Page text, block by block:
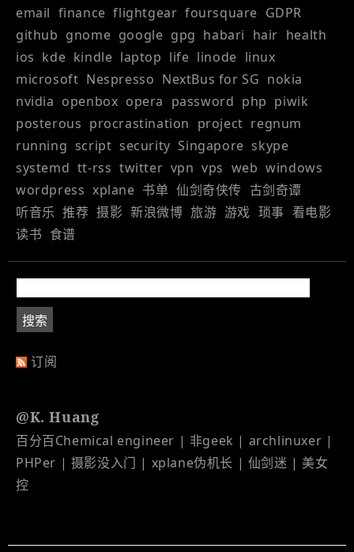
email finance flightgear foursquare GDPR
github gnome google gpg habari hair health
ios kde kindle laptop life linode linux
microsoft Nespresso NextBus for SG nokia
nvidia openbox opera password php piwik
posterous procrastination project regnum
running script security Singapore skype
systemd tt-rss twitter vpn vps web windows
wordpress xplane 书单 仙剑奇侠传 古剑奇谭
听音乐 推荐 摄影 新浪微博 旅游 游戏 琐事 看电影
读书 食谱
订阅
@K. Huang
百分百Chemical engineer | 非geek | archlinuxer |
PHPer | 摄影没入门 | xplane伪机长 | 仙剑迷 | 美女
控